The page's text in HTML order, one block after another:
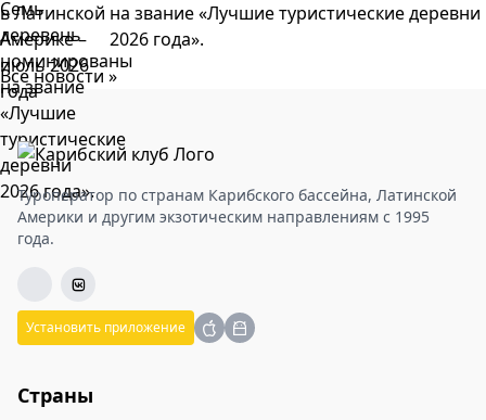
на звание «Лучшие туристические деревни
2026 года».
Все новости »
Туроператор по странам Карибского бассейна, Латинской
Америки и другим экзотическим направлениям с 1995
года.
Установить приложение
Страны